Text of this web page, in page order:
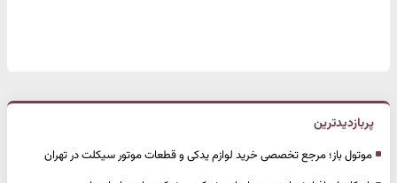
پربازدیدترین
موتول باز؛ مرجع تخصصی خرید لوازم یدکی و قطعات موتور سیکلت در تهران